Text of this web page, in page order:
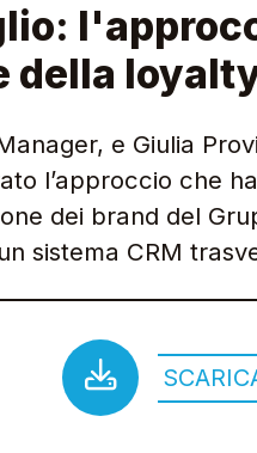
della
e Giulia
l’approccio che
dei brand del
sistema CRM